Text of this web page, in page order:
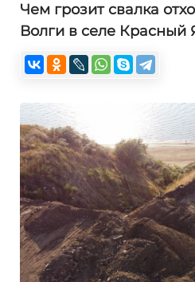
Чем грозит свалка
Волги в селе Красный